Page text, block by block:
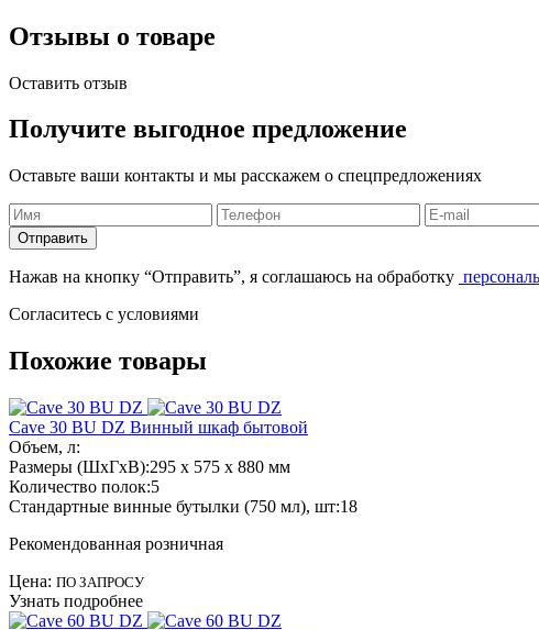
Отзывы о товаре
Оставить отзыв
Получите выгодное предложение
Оставьте ваши контакты и мы расскажем о спецпредложениях
Отправить
Нажав на кнопку “Отправить”, я соглашаюсь на обработку
Согласитесь с условиями
Похожие товары
Cave 30 BU DZ Винный шкаф бытовой
Объем, л:
Размеры (ШхГхВ):295 x 575 x 880 мм
Количество полок:5
Стандартные винные бутылки (750 мл), шт:18
Рекомендованная розничная
Цена: ПО ЗАПРОСУ
Узнать подробнее